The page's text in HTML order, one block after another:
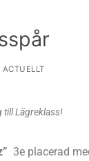
ACTUELLT
till Lägreklass!
3e placerad